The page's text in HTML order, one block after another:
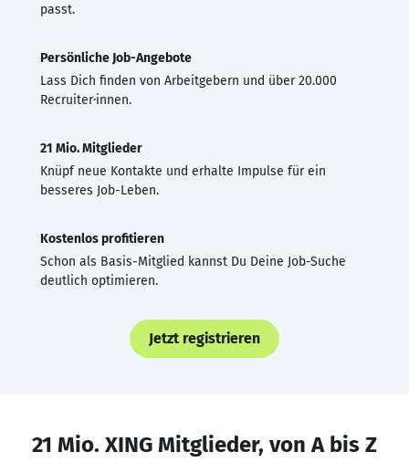
passt.
Persönliche Job-Angebote
Lass Dich finden von Arbeitgebern und über 20.000
Recruiter·innen.
21 Mio. Mitglieder
Knüpf neue Kontakte und erhalte Impulse für ein
besseres Job-Leben.
Kostenlos profitieren
Schon als Basis-Mitglied kannst Du Deine Job-Suche
deutlich optimieren.
Jetzt registrieren
21 Mio. XING Mitglieder, von A bis Z